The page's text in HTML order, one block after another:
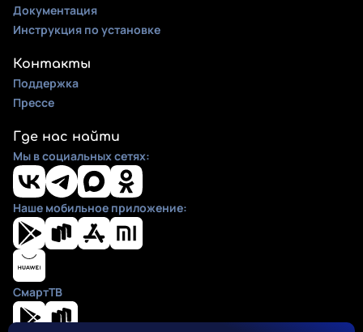
Документация
Инструкция по установке
Контакты
Поддержка
Прессе
Где нас найти
Мы в социальных сетях:
Наше мобильное приложение:
СмартТВ